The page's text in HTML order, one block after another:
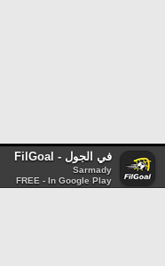
في الجول - FilGoal
Sarmady
FREE - In Google Play